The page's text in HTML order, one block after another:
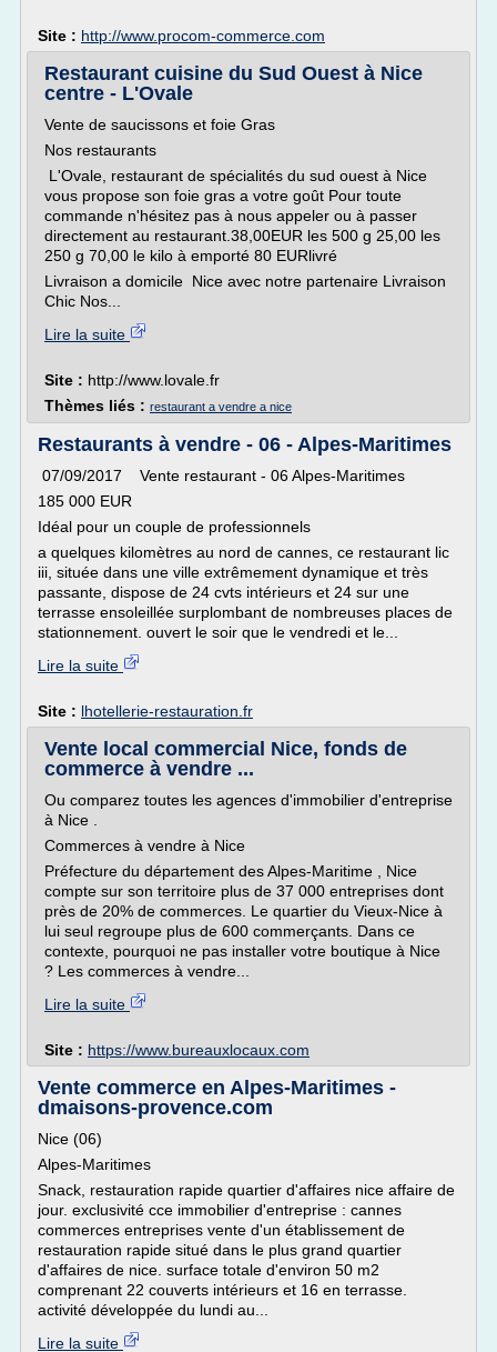
Site : http://www.procom-commerce.com
Restaurant cuisine du Sud Ouest à Nice
centre - L'Ovale
Vente de saucissons et foie Gras
Nos restaurants
L'Ovale, restaurant de spécialités du sud ouest à Nice
vous propose son foie gras a votre goût Pour toute
commande n'hésitez pas à nous appeler ou à passer
directement au restaurant.38,00EUR les 500 g 25,00 les
250 g 70,00 le kilo à emporté 80 EURlivré
Livraison a domicile Nice avec notre partenaire Livraison
Chic Nos...
Lire la suite
Site : http://www.lovale.fr
Thèmes liés : restaurant a vendre a nice
Restaurants à vendre - 06 - Alpes-Maritimes
07/09/2017 Vente restaurant - 06 Alpes-Maritimes
185 000 EUR
Idéal pour un couple de professionnels
a quelques kilomètres au nord de cannes, ce restaurant lic
iii, située dans une ville extrêmement dynamique et très
passante, dispose de 24 cvts intérieurs et 24 sur une
terrasse ensoleillée surplombant de nombreuses places de
stationnement. ouvert le soir que le vendredi et le...
Lire la suite
Site : lhotellerie-restauration.fr
Vente local commercial Nice, fonds de
commerce à vendre ...
Ou comparez toutes les agences d'immobilier d'entreprise
à Nice .
Commerces à vendre à Nice
Préfecture du département des Alpes-Maritime , Nice
compte sur son territoire plus de 37 000 entreprises dont
près de 20% de commerces. Le quartier du Vieux-Nice à
lui seul regroupe plus de 600 commerçants. Dans ce
contexte, pourquoi ne pas installer votre boutique à Nice
? Les commerces à vendre...
Lire la suite
Site : https://www.bureauxlocaux.com
Vente commerce en Alpes-Maritimes -
dmaisons-provence.com
Nice (06)
Alpes-Maritimes
Snack, restauration rapide quartier d'affaires nice affaire de
jour. exclusivité cce immobilier d'entreprise : cannes
commerces entreprises vente d'un établissement de
restauration rapide situé dans le plus grand quartier
d'affaires de nice. surface totale d'environ 50 m2
comprenant 22 couverts intérieurs et 16 en terrasse.
activité développée du lundi au...
Lire la suite